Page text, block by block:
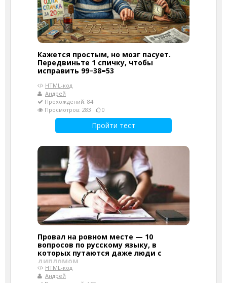
Кажется простым, но мозг пасует.
Передвиньте 1 спичку, чтобы
исправить 99−38=53
HTML-код
Андрей
Прохождений: 84
Просмотров: 283
0
Пройти тест
Провал на ровном месте — 10
вопросов по русскому языку, в
которых путаются даже люди с
дипломом
HTML-код
Андрей